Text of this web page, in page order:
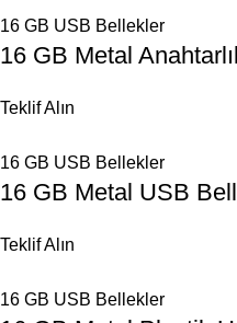
16 GB USB Bellekler
16 GB Metal
Teklif Alın
16 GB USB Bellekler
16 GB Metal USB
Teklif Alın
16 GB USB Bellekler